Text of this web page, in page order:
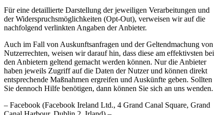
Für eine detaillierte Darstellung der jeweiligen Verarbeitungen und
der Widerspruchsmöglichkeiten (Opt-Out), verweisen wir auf die
nachfolgend verlinkten Angaben der Anbieter.
Auch im Fall von Auskunftsanfragen und der Geltendmachung von
Nutzerrechten, weisen wir darauf hin, dass diese am effektivsten bei
den Anbietern geltend gemacht werden können. Nur die Anbieter
haben jeweils Zugriff auf die Daten der Nutzer und können direkt
entsprechende Maßnahmen ergreifen und Auskünfte geben. Sollten
Sie dennoch Hilfe benötigen, dann können Sie sich an uns wenden.
– Facebook (Facebook Ireland Ltd., 4 Grand Canal Square, Grand